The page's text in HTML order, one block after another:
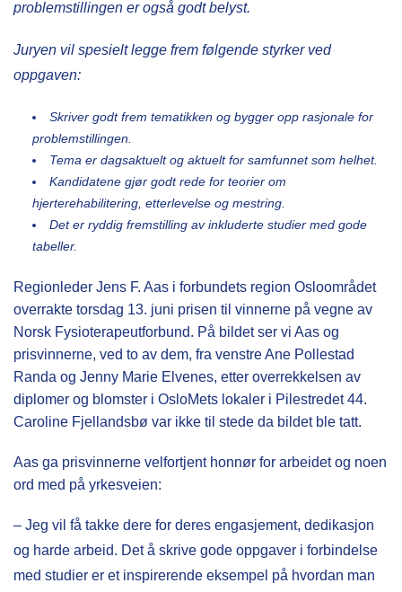
problemstillingen er også godt belyst.
Juryen vil spesielt legge frem følgende styrker ved
oppgaven:
Skriver godt frem tematikken og bygger opp rasjonale for
problemstillingen.
Tema er dagsaktuelt og aktuelt for samfunnet som helhet.
Kandidatene gjør godt rede for teorier om
hjerterehabilitering, etterlevelse og mestring.
Det er ryddig fremstilling av inkluderte studier med gode
tabeller.
Regionleder Jens F. Aas i forbundets region Osloområdet
overrakte torsdag 13. juni prisen til vinnerne på vegne av
Norsk Fysioterapeutforbund. På bildet ser vi Aas og
prisvinnerne, ved to av dem, fra venstre Ane Pollestad
Randa og Jenny Marie Elvenes, etter overrekkelsen av
diplomer og blomster i OsloMets lokaler i Pilestredet 44.
Caroline Fjellandsbø var ikke til stede da bildet ble tatt.
Aas ga prisvinnerne velfortjent honnør for arbeidet og noen
ord med på yrkesveien:
– Jeg vil få takke dere for deres engasjement, dedikasjon
og harde arbeid. Det å skrive gode oppgaver i forbindelse
med studier er et inspirerende eksempel på hvordan man